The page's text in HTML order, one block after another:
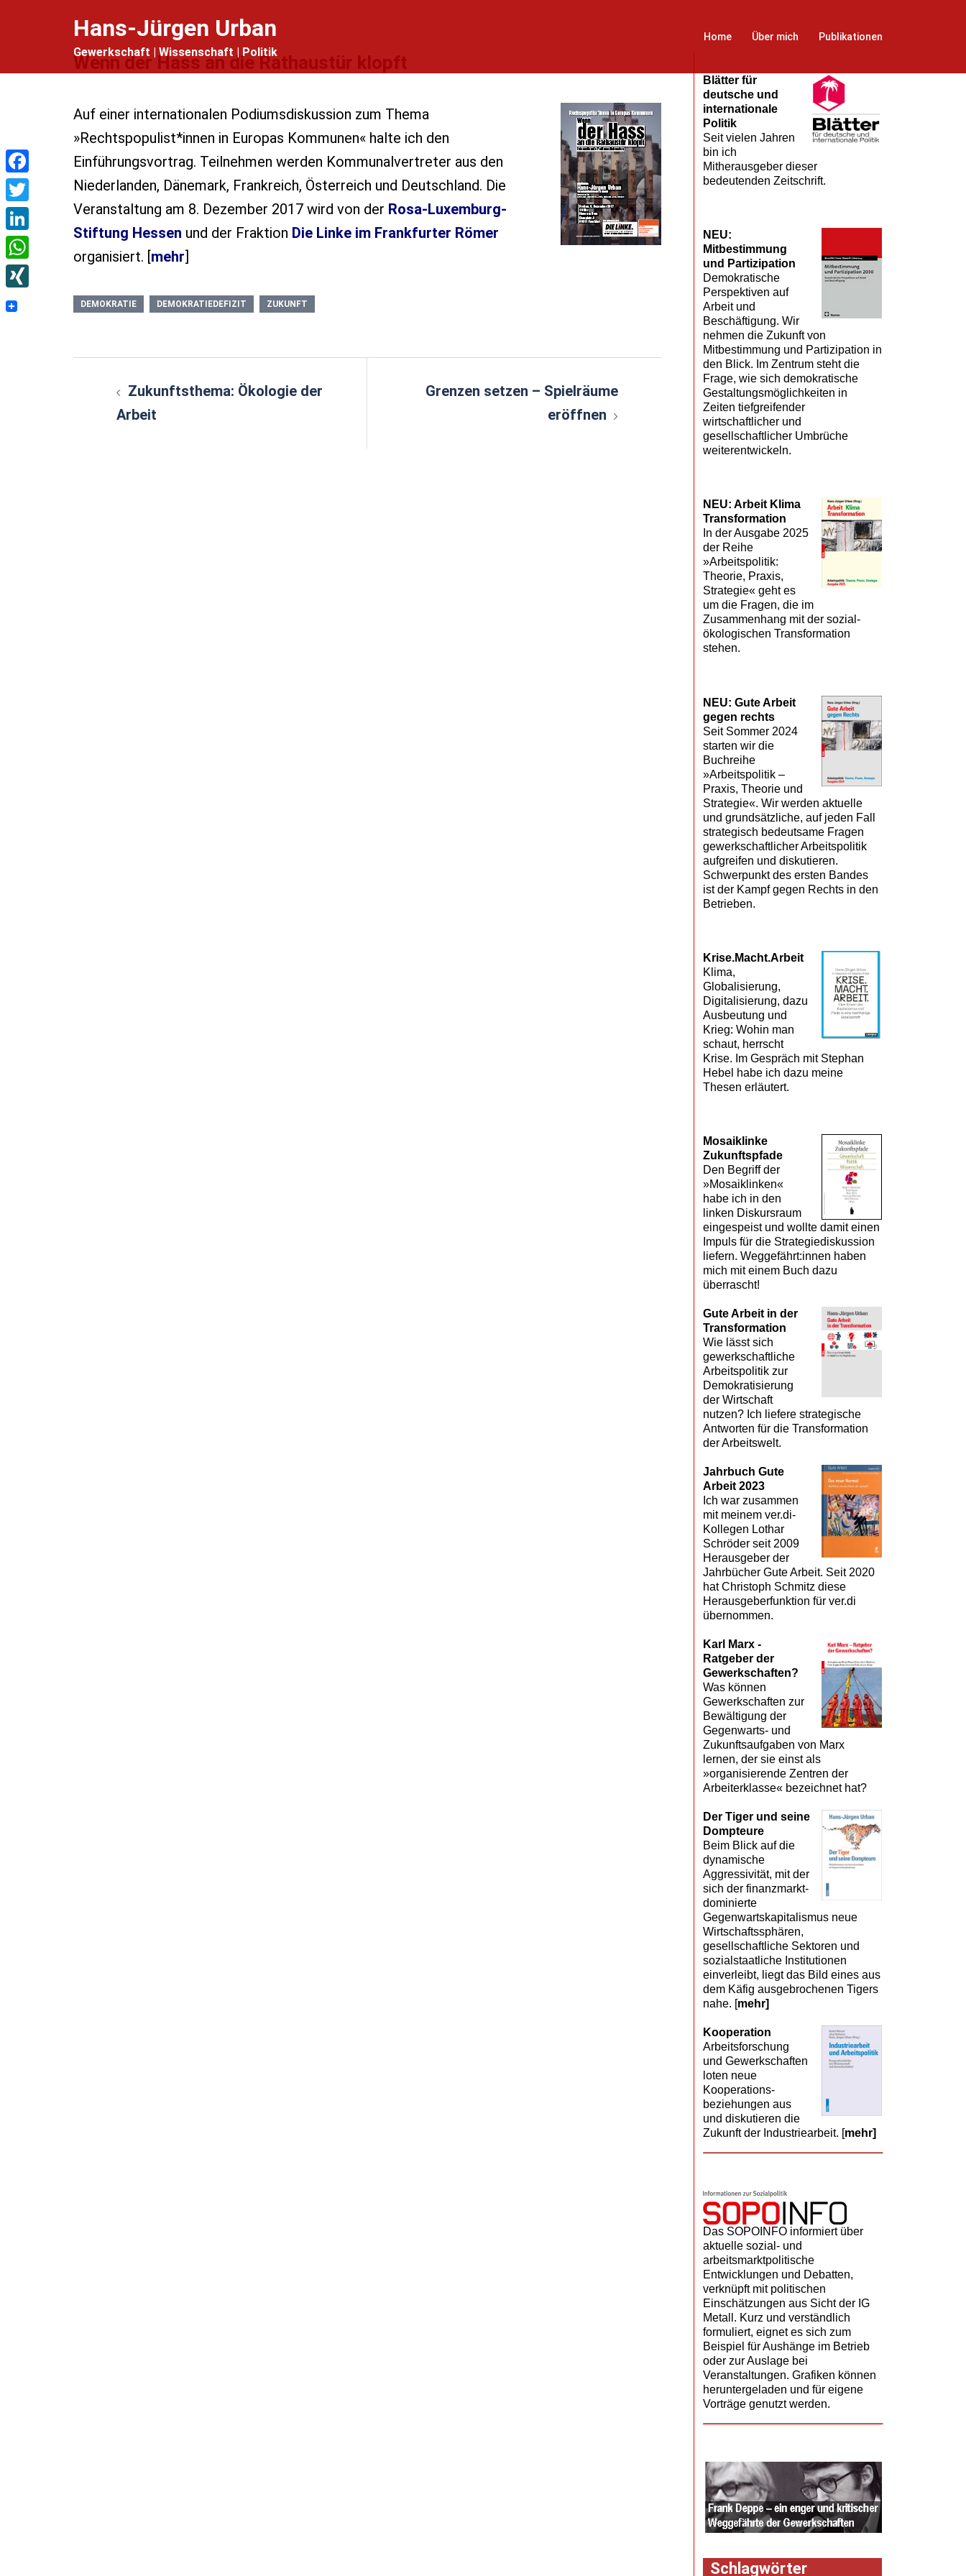
Hans-Jürgen Urban
Gewerkschaft | Wissenschaft | Politik
Home Über mich Publikationen
Wenn der Hass an die Rathaustür klopft
Auf einer internationalen Podiumsdiskussion zum Thema
»Rechtspopulist*innen in Europas Kommunen« halte ich den
Einführungsvortrag. Teilnehmen werden Kommunalvertreter aus den
Niederlanden, Dänemark, Frankreich, Österreich und Deutschland. Die
Veranstaltung am 8. Dezember 2017 wird von der Rosa-Luxemburg-
Stiftung Hessen und der Fraktion Die Linke im Frankfurter Römer
organisiert. [mehr]
DEMOKRATIE DEMOKRATIEDEFIZIT ZUKUNFT
Beitragsnavigation
Zukunftsthema: Ökologie der
Arbeit
Grenzen setzen – Spielräume
eröffnen
Blätter für
deutsche und
internationale
Politik
Seit vielen Jahren
bin ich
Mitherausgeber dieser
bedeutenden Zeitschrift.
NEU:
Mitbestimmung
und Partizipation
Demokratische
Perspektiven auf
Arbeit und
Beschäftigung. Wir
nehmen die Zukunft von
Mitbestimmung und Partizipation in
den Blick. Im Zentrum steht die
Frage, wie sich demokratische
Gestaltungsmöglichkeiten in
Zeiten tiefgreifender
wirtschaftlicher und
gesellschaftlicher Umbrüche
weiterentwickeln.
NEU: Arbeit Klima
Transformation
In der Ausgabe 2025
der Reihe
»Arbeitspolitik:
Theorie, Praxis,
Strategie« geht es
um die Fragen, die im
Zusammenhang mit der sozial-
ökologischen Transformation
stehen.
NEU: Gute Arbeit
gegen rechts
Seit Sommer 2024
starten wir die
Buchreihe
»Arbeitspolitik –
Praxis, Theorie und
Strategie«. Wir werden aktuelle
und grundsätzliche, auf jeden Fall
strategisch bedeutsame Fragen
gewerkschaftlicher Arbeitspolitik
aufgreifen und diskutieren.
Schwerpunkt des ersten Bandes
ist der Kampf gegen Rechts in den
Betrieben.
Krise.Macht.Arbeit
Klima,
Globalisierung,
Digitalisierung, dazu
Ausbeutung und
Krieg: Wohin man
schaut, herrscht
Krise. Im Gespräch mit Stephan
Hebel habe ich dazu meine
Thesen erläutert.
Mosaik­linke
Zukunfts­pfade
Den Begriff der
»Mosaiklinken«
habe ich in den
linken Diskursraum
eingespeist und wollte damit einen
Impuls für die Strategiediskussion
liefern. Weggefährt:innen haben
mich mit einem Buch dazu
überrascht!
Gute Arbeit in der
Transformation
Wie lässt sich
gewerkschaftliche
Arbeitspolitik zur
Demokratisierung
der Wirtschaft
nutzen? Ich liefere strategische
Antworten für die Transformation
der Arbeitswelt.
Jahrbuch Gute
Arbeit 2023
Ich war zusammen
mit meinem ver.di-
Kollegen Lothar
Schröder seit 2009
Herausgeber der
Jahrbücher Gute Arbeit. Seit 2020
hat Christoph Schmitz diese
Herausgeberfunktion für ver.di
übernommen.
Karl Marx -
Ratgeber der
Gewerkschaften?
Was können
Gewerkschaften zur
Bewältigung der
Gegenwarts- und
Zukunftsaufgaben von Marx
lernen, der sie einst als
»organisierende Zentren der
Arbeiterklasse« bezeichnet hat?
Der Tiger und seine
Dompteure
Beim Blick auf die
dynamische
Aggressivität, mit der
sich der finanzmarkt­
dominierte
Gegenwartskapitalismus neue
Wirtschaftssphären,
gesellschaftliche Sektoren und
sozialstaatliche Institutionen
einverleibt, liegt das Bild eines aus
dem Käfig ausgebrochenen Tigers
nahe. [mehr]
Kooperation
Arbeits­forschung
und Gewerk­schaften
loten neue
Kooperations­
beziehungen aus
und diskutieren die
Zukunft der Industriearbeit. [mehr]
Das SOPOINFO informiert über
aktuelle sozial- und
arbeitsmarktpolitische
Entwicklungen und Debatten,
verknüpft mit politischen
Einschätzungen aus Sicht der IG
Metall. Kurz und verständlich
formuliert, eignet es sich zum
Beispiel für Aushänge im Betrieb
oder zur Auslage bei
Veranstaltungen. Grafiken können
heruntergeladen und für eigene
Vorträge genutzt werden.
Schlagwörter
Facebook
Twitter
LinkedIn
WhatsApp
XING